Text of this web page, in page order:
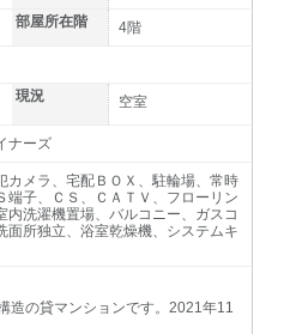
部屋所在階
4階
現況 空室
ナーズ
カメラ、宅配ＢＯＸ、駐輪場、常時
端子、ＣＳ、ＣＡＴＶ、フローリン
内洗濯機置場、バルコニー、ガスコ
面所独立、浴室乾燥機、システムキ
造の貸マンションです。2021年11